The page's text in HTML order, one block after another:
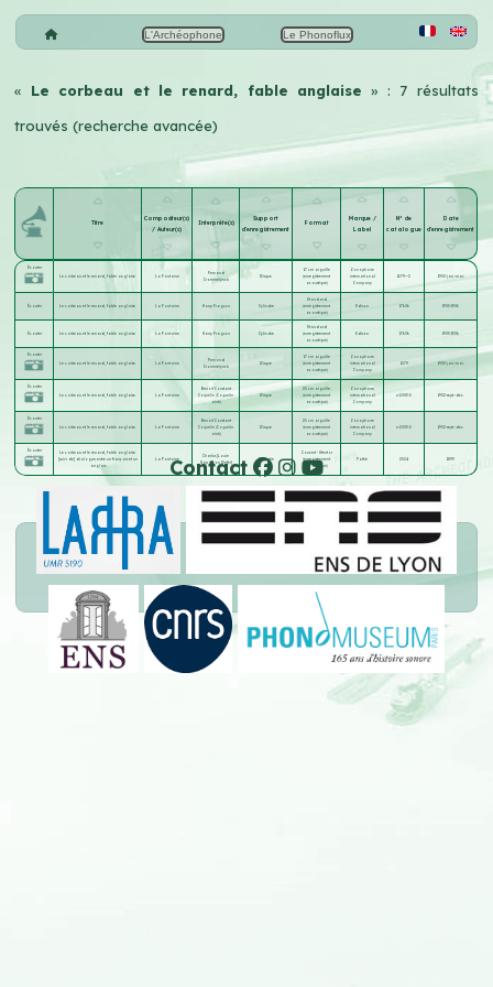
L'Archéophone Le Phonoflux
« Le corbeau et le renard, fable anglaise» : 7 résultats
trouvés (recherche avancée)
Titre
Compositeur(s)
/ Auteur(s)
Interprète(s)
Support
d'enregistrement
Format
Marque /
Label
N° de
catalogue
Date
d'enregistrement
Écouter
Le corbeau et le renard, fable anglaise
La Fontaine
Fernand
Crommelynck
Disque
17 cm aiguille
(enregistrement
acoustique)
Zonophone
international
Company
1279—2 1902-jan.-mar.
Écouter Le corbeau et le renard, fable anglaise La Fontaine Harry Fragson Cylindre
Standard
(enregistrement
acoustique)
Edison 17606 1905-1906
Écouter Le corbeau et le renard, fable anglaise La Fontaine Harry Fragson Cylindre
Standard
(enregistrement
acoustique)
Edison 17606 1905-1906
Écouter
Le corbeau et le renard, fable anglaise
La Fontaine
Fernand
Crommelynck
Disque
17 cm aiguille
(enregistrement
acoustique)
Zonophone
international
Company
1279 1902-jan.-mar.
Écouter
Le corbeau et le renard, fable anglaise
La Fontaine
Benoît Constant
Coquelin (Coquelin
aîné)
Disque
25 cm aiguille
(enregistrement
acoustique)
Zonophone
international
Company
x-2003-2 1902-sept.-dec.
Écouter
Le corbeau et le renard, fable anglaise
La Fontaine
Benoît Constant
Coquelin (Coquelin
aîné)
Disque
25 cm aiguille
(enregistrement
acoustique)
Zonophone
international
Company
x-2003-2 1902-sept.-dec.
Écouter
Le corbeau et le renard, fable anglaise
[suivi de] dialogue entre un français et un
anglais
La Fontaine
Charlus [Louis-
Napoléon Defer]
Cylindre
Concert - Stentor
(enregistrement
acoustique)
Pathé 2524 1899
Contact